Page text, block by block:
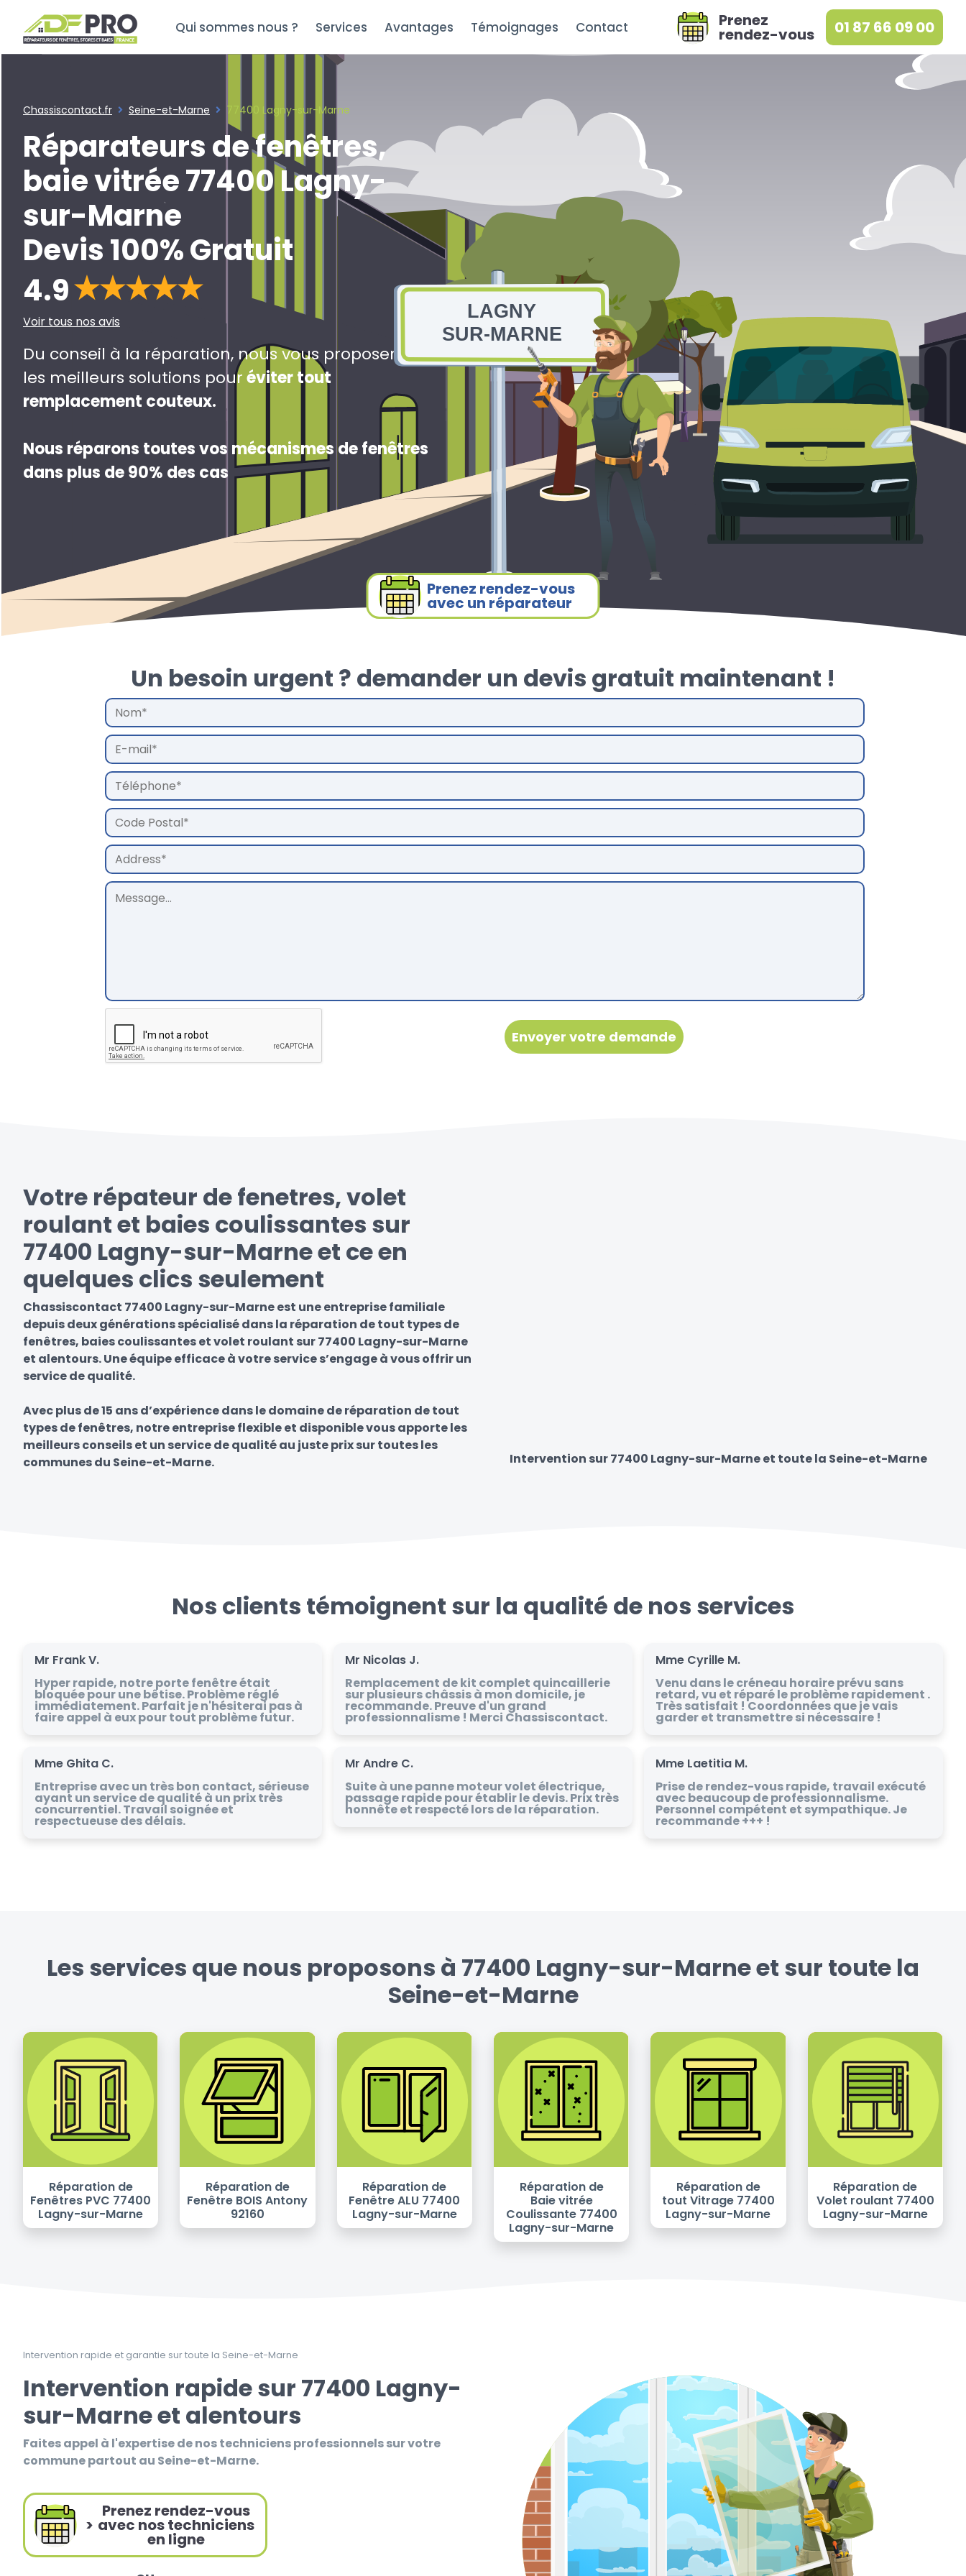
Qui sommes nous ? Services Avantages Témoignages Contact Prenez
rendez-vous 01 87 66 09 00
Chassiscontact.fr Seine-et-Marne 77400 Lagny-sur-Marne
Réparateurs de fenêtres,
baie vitrée 77400 Lagny-
sur-Marne
Devis 100% Gratuit
4.9
Voir tous nos avis
Du conseil à la réparation, nous vous proposerons
les meilleurs solutions pouréviter tout
remplacement couteux.
Nous réparons toutes vos mécanismes de fenêtres
dans plus de 90% des cas
LAGNY
SUR-MARNE
Prenez rendez-vous
avec un réparateur
Un besoin urgent ? demander un devis gratuit maintenant !
Votre répateur de fenetres, volet
roulant et baies coulissantes sur
77400 Lagny-sur-Marne et ce en
quelques clics seulement
Chassiscontact 77400 Lagny-sur-Marne est une entreprise familiale
depuis deux générations spécialisé dans la réparation de tout types de
fenêtres, baies coulissantes et volet roulant sur 77400 Lagny-sur-Marne
et alentours. Une équipe efficace à votre service s’engage à vous offrir un
service de qualité.
Avec plus de 15 ans d’expérience dans le domaine de réparation de tout
types de fenêtres, notre entreprise flexible et disponible vous apporte les
meilleurs conseils et un service de qualité au juste prix sur toutes les
communes du Seine-et-Marne.
Intervention sur 77400 Lagny-sur-Marne et toute la Seine-et-Marne
Nos clients témoignent sur la qualité de nos services
Mr Frank V.
Hyper rapide, notre porte fenêtre était
bloquée pour une bêtise. Problème réglé
immédiatement. Parfait je n'hésiterai pas à
faire appel à eux pour tout problème futur.
Mr Nicolas J.
Remplacement de kit complet quincaillerie
sur plusieurs châssis à mon domicile, je
recommande. Preuve d'un grand
professionnalisme ! Merci Chassiscontact.
Mme Cyrille M.
Venu dans le créneau horaire prévu sans
retard, vu et réparé le problème rapidement .
Très satisfait ! Coordonnées que je vais
garder et transmettre si nécessaire !
Mme Ghita C.
Entreprise avec un très bon contact, sérieuse
ayant un service de qualité à un prix très
concurrentiel. Travail soignée et
respectueuse des délais.
Mr Andre C.
Suite à une panne moteur volet électrique,
passage rapide pour établir le devis. Prix très
honnête et respecté lors de la réparation.
Mme Laetitia M.
Prise de rendez-vous rapide, travail exécuté
avec beaucoup de professionnalisme.
Personnel compétent et sympathique. Je
recommande +++ !
Les services que nous proposons à 77400 Lagny-sur-Marne et sur toute la
Seine-et-Marne
Réparation de
Fenêtres PVC 77400
Lagny-sur-Marne
Réparation de
Fenêtre BOIS Antony
92160
Réparation de
Fenêtre ALU 77400
Lagny-sur-Marne
Réparation de
Baie vitrée
Coulissante 77400
Lagny-sur-Marne
Réparation de
tout Vitrage 77400
Lagny-sur-Marne
Réparation de
Volet roulant 77400
Lagny-sur-Marne
Intervention rapide et garantie sur toute la Seine-et-Marne
Intervention rapide sur 77400 Lagny-
sur-Marne et alentours
Faites appel à l'expertise de nos techniciens professionnels sur votre
commune partout au Seine-et-Marne.
>
Prenez rendez-vous
avec nos techniciens
en ligne